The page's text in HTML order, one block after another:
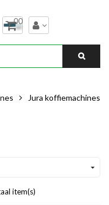
00
Jura koffiemachines

item(s)